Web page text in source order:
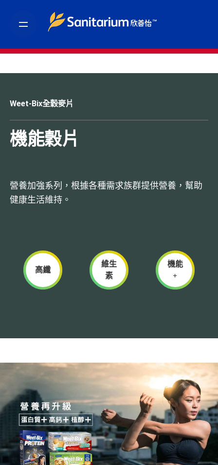
p
Weet-Bix全穀麥片
機能穀片
營養加強系列，根據各種需求族群提供營養，幫助
健康生活維持。
高纖
維生
素
機能
+